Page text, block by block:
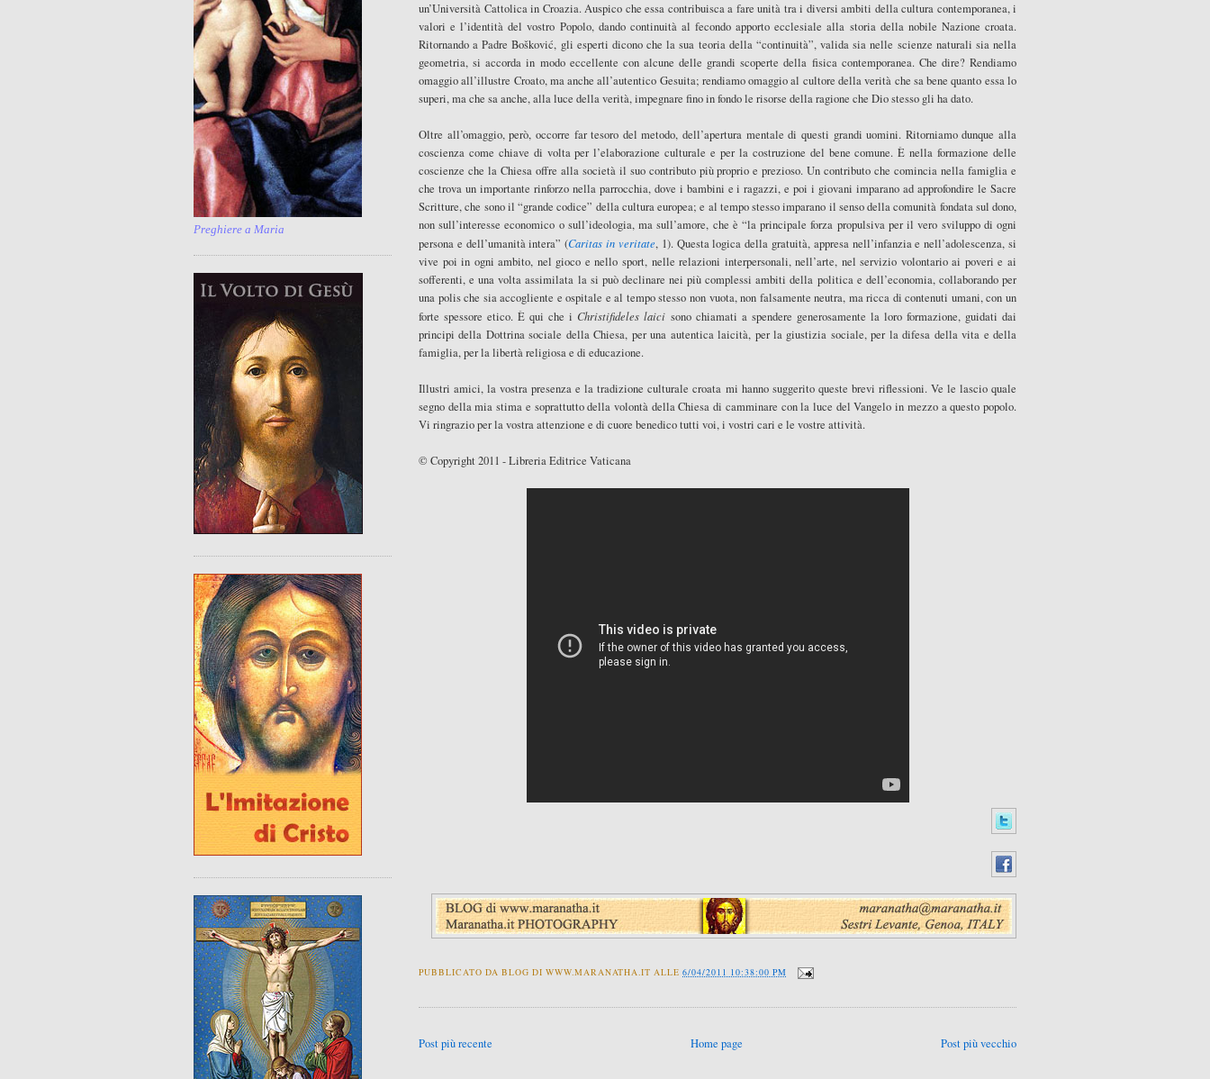
un’Università Cattolica in Croazia. Auspico che essa contribuisca a fare unità tra i diversi ambiti della cultura contemporanea, i
valori e l’identità del vostro Popolo, dando continuità al fecondo apporto ecclesiale alla storia della nobile Nazione croata.
Ritornando a Padre Bošković, gli esperti dicono che la sua teoria della “continuità”, valida sia nelle scienze naturali sia nella
geometria, si accorda in modo eccellente con alcune delle grandi scoperte della fisica contemporanea. Che dire? Rendiamo
omaggio all’illustre Croato, ma anche all’autentico Gesuita; rendiamo omaggio al cultore della verità che sa bene quanto essa lo
superi, ma che sa anche, alla luce della verità, impegnare fino in fondo le risorse della ragione che Dio stesso gli ha dato.
Oltre all’omaggio, però, occorre far tesoro del metodo, dell’apertura mentale di questi grandi uomini. Ritorniamo dunque alla
coscienza come chiave di volta per l’elaborazione culturale e per la costruzione del bene comune. È nella formazione delle
coscienze che la Chiesa offre alla società il suo contributo più proprio e prezioso. Un contributo che comincia nella famiglia e
che trova un importante rinforzo nella parrocchia, dove i bambini e i ragazzi, e poi i giovani imparano ad approfondire le Sacre
Scritture, che sono il “grande codice” della cultura europea; e al tempo stesso imparano il senso della comunità fondata sul dono,
non sull’interesse economico o sull’ideologia, ma sull’amore, che è “la principale forza propulsiva per il vero sviluppo di ogni
persona e dell’umanità intera” (Caritas in veritate, 1). Questa logica della gratuità, appresa nell’infanzia e nell’adolescenza, si
vive poi in ogni ambito, nel gioco e nello sport, nelle relazioni interpersonali, nell’arte, nel servizio volontario ai poveri e ai
sofferenti, e una volta assimilata la si può declinare nei più complessi ambiti della politica e dell’economia, collaborando per
una polis che sia accogliente e ospitale e al tempo stesso non vuota, non falsamente neutra, ma ricca di contenuti umani, con un
forte spessore etico. È qui che i Christifideles laici sono chiamati a spendere generosamente la loro formazione, guidati dai
principi della Dottrina sociale della Chiesa, per una autentica laicità, per la giustizia sociale, per la difesa della vita e della
famiglia, per la libertà religiosa e di educazione.
Illustri amici, la vostra presenza e la tradizione culturale croata mi hanno suggerito queste brevi riflessioni. Ve le lascio quale
segno della mia stima e soprattutto della volontà della Chiesa di camminare con la luce del Vangelo in mezzo a questo popolo.
Vi ringrazio per la vostra attenzione e di cuore benedico tutti voi, i vostri cari e le vostre attività.
© Copyright 2011 - Libreria Editrice Vaticana
PUBBLICATO DA BLOG DI WWW.MARANATHA.IT ALLE6/04/2011 10:38:00 PM
Post più recente Post più vecchio
Home page
Preghiere a Maria